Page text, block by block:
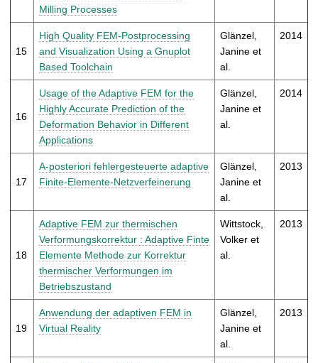
Milling Processes
15
High Quality FEM-Postprocessing
and Visualization Using a Gnuplot
Based Toolchain
Glänzel,
Janine et
al.
2014
16
Usage of the Adaptive FEM for the
Highly Accurate Prediction of the
Deformation Behavior in Different
Applications
Glänzel,
Janine et
al.
2014
17
A-posteriori fehlergesteuerte adaptive
Finite-Elemente-Netzverfeinerung
Glänzel,
Janine et
al.
2013
18
Adaptive FEM zur thermischen
Verformungskorrektur : Adaptive Finte
Elemente Methode zur Korrektur
thermischer Verformungen im
Betriebszustand
Wittstock,
Volker et
al.
2013
19
Anwendung der adaptiven FEM in
Virtual Reality
Glänzel,
Janine et
al.
2013